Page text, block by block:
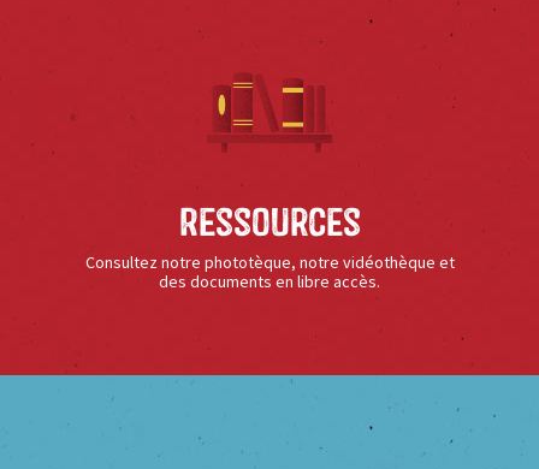
Ressources
Consultez notre phototèque, notre vidéothèque et
des documents en libre accès.